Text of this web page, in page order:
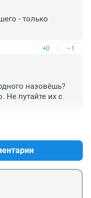
- только
+0 –1
назовёшь?
Не путайте их с